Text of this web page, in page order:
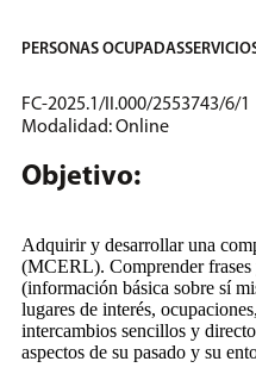
PERSONAS OCUPADAS
FC-2025.1/II.000/2553743/6/1
Modalidad:Online
Objetivo:
Adquirir y desarrollar una
(MCERL). Comprender frases
(información básica sobre sí
lugares de interés,
intercambios sencillos y
aspectos de su pasado y su